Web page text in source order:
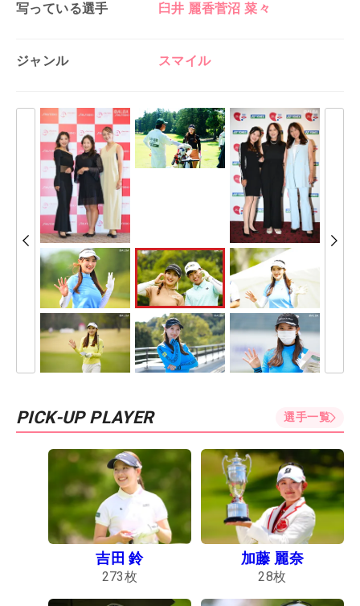
写っている選手 臼井 麗香菅沼 菜々
ジャンル スマイル
PICK-UP PLAYER 選手一覧
吉田 鈴
273枚
加藤 麗奈
28枚